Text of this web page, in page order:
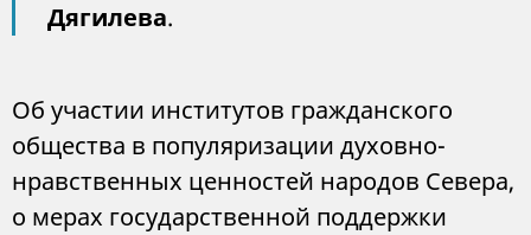
Дягилева.
Об участии институтов гражданского
общества в популяризации духовно-
нравственных ценностей народов Севера,
о мерах государственной поддержки